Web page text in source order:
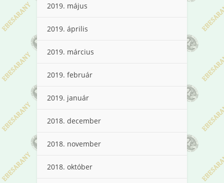
2019. május
2019. április
2019. március
2019. február
2019. január
2018. december
2018. november
2018. október